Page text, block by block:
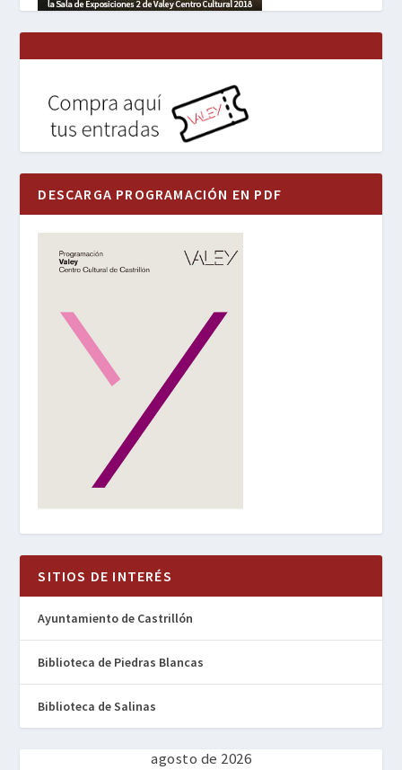
DESCARGA PROGRAMACIÓN EN PDF
SITIOS DE INTERÉS
Ayuntamiento de Castrillón
Biblioteca de Piedras Blancas
Biblioteca de Salinas
agosto de 2026